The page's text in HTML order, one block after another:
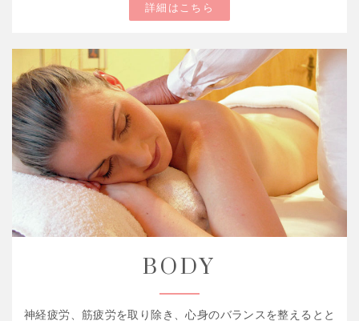
詳細はこちら
BODY
神経疲労、筋疲労を取り除き、心身のバランスを整えるとと